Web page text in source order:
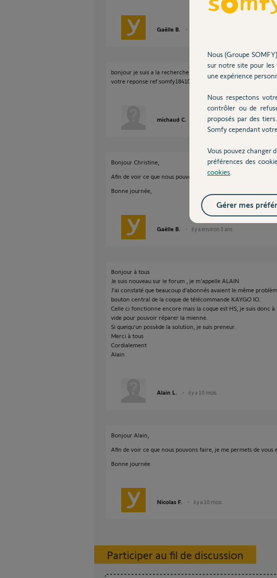
Gaëlle B.
bonjour je suis a la recherche de 2 coques vides pour rempla
votre reponse ref somfy1841064 telecommande keyco rts
michaud C. il y a environ 3 ans
Bonjour Christine,
Afin de voir ce que nous pouvons faire, je me permets de vous
Bonne journée,
Gaëlle B. il y a environ 3 ans
Bonjour à tous
Je suis nouveau sur le forum , je m’appelle ALAIN
J’ai constaté que beaucoup d’abonnés avaient le même
bouton central de la coque de télécommande KAYGO IO.
Celle ci fonctionne encore mais la coque est HS, je suis donc
vide pour pouvoir réparer la mienne.
Si quelqu’un possède la solution, je suis preneur.
Merci à tous
Cordialement
Alain
Alain L. il y a 10 mois
Bonjour Alain,
Afin de voir ce que nous pouvons faire, je me permets de vous
Bonne journée
Nicolas F. il y a 10 mois
Participer au fil de discussion
Nous (Groupe
sur notre site pour les
une expérience
Nous respectons
contrôler ou de
proposés par des
Somfy cependant
Vous pouvez changer
préférences des
cookies
Gérer mes